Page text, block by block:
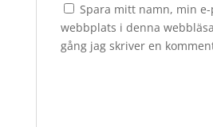
Spara mitt namn, min
webbplats i denna
gång jag skriver en